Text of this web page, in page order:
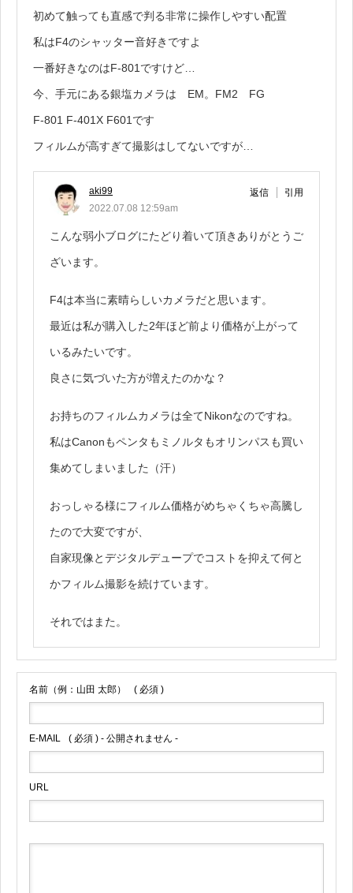
初めて触っても直感で判る非常に操作しやすい配置
私はF4のシャッター音好きですよ
一番好きなのはF-801ですけど…
今、手元にある銀塩カメラは EM。FM2 FG
F-801 F-401X F601です
フィルムが高すぎて撮影はしてないですが…
aki99
2022.07.08 12:59am
返信 引用
こんな弱小ブログにたどり着いて頂きありがとうご
ざいます。
F4は本当に素晴らしいカメラだと思います。
最近は私が購入した2年ほど前より価格が上がって
いるみたいです。
良さに気づいた方が増えたのかな？
お持ちのフィルムカメラは全てNikonなのですね。
私はCanonもペンタもミノルタもオリンパスも買い
集めてしまいました（汗）
おっしゃる様にフィルム価格がめちゃくちゃ高騰し
たので大変ですが、
自家現像とデジタルデュープでコストを抑えて何と
かフィルム撮影を続けています。
それではまた。
名前（例：山田 太郎） ( 必須 )
E-MAIL ( 必須 ) - 公開されません -
URL